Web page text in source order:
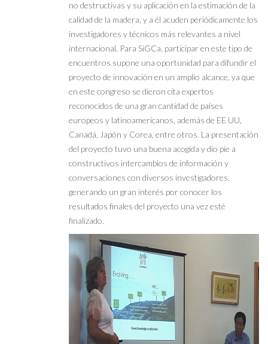
no destructivas y su aplicación en la estimación de la
calidad de la madera, y a él acuden periódicamente los
investigadores y técnicos más relevantes a nivel
internacional. Para SiGCa, participar en este tipo de
encuentros supone una oportunidad para difundir el
proyecto de innovación en un amplio alcance, ya que
en este congreso se dieron cita expertos
reconocidos de una gran cantidad de países
europeos y latinoamericanos, además de EE UU,
Canadá, Japón y Corea, entre otros. La presentación
del proyecto tuvo una buena acogida y dio pie a
constructivos intercambios de información y
conversaciones con diversos investigadores,
generando un gran interés por conocer los
resultados finales del proyecto una vez esté
finalizado.